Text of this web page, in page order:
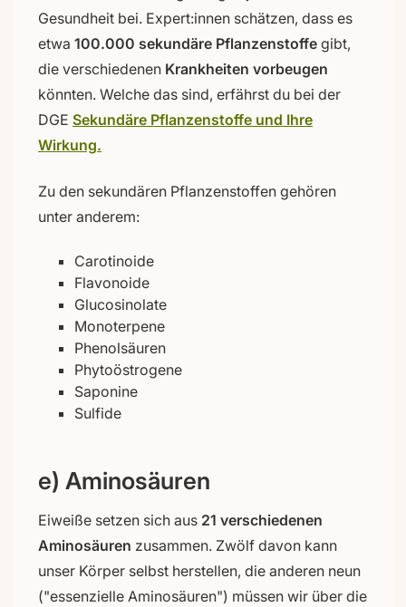
Gesundheit bei. Expert:innen schätzen, dass es
etwa 100.000 sekundäre Pflanzenstoffe gibt,
die verschiedenen Krankheiten vorbeugen
könnten. Welche das sind, erfährst du bei der
DGE Sekundäre Pflanzenstoffe und Ihre
Wirkung.
Zu den sekundären Pflanzenstoffen gehören
unter anderem:
Carotinoide
Flavonoide
Glucosinolate
Monoterpene
Phenolsäuren
Phytoöstrogene
Saponine
Sulfide
e) Aminosäuren
Eiweiße setzen sich aus 21 verschiedenen
Aminosäuren zusammen. Zwölf davon kann
unser Körper selbst herstellen, die anderen neun
("essenzielle Aminosäuren") müssen wir über die